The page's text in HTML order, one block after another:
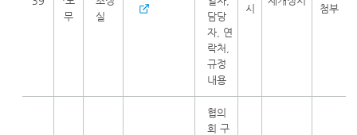
무
실
담당
자, 연
락처,
규정
내용
시
첨부
협의
회 구